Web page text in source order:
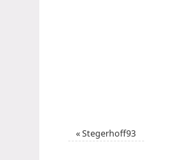
«Stegerhoff93